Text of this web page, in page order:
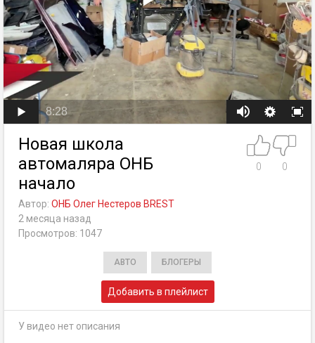
8:28
Новая школа
автомаляра ОНБ
начало
0 0
Автор: ОНБ Олег Нестеров BREST
2 месяца назад
Просмотров: 1047
АВТО БЛОГЕРЫ
Добавить в плейлист
У видео нет описания